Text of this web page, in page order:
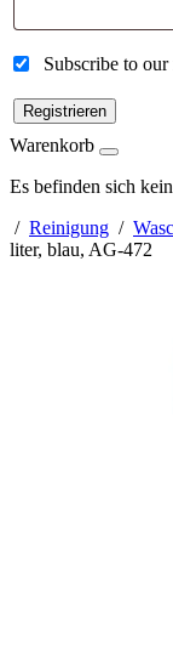
Subscribe to
Registrieren
Warenkorb
Es befinden sich
/ Reinigung /
liter, blau, AG-472